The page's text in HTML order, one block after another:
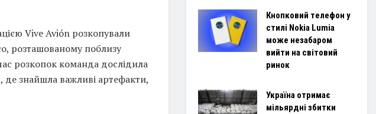
Vive Avión розкопували
розташованому поблизу
розкопок команда дослідила
знайшла важливі артефакти,
Кнопковий телефон у
стилі Nokia Lumia
може незабаром
вийти на світовий
ринок
Україна отримає
мільярдні збитки